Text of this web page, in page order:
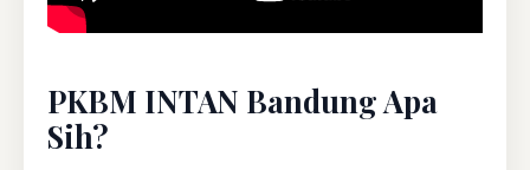
PKBM INTAN Bandung Apa
Sih?